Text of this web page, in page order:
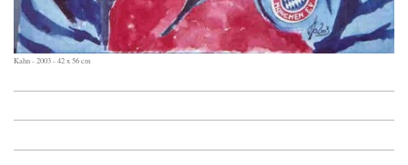
Kahn - 2003 - 42 x 56 cm